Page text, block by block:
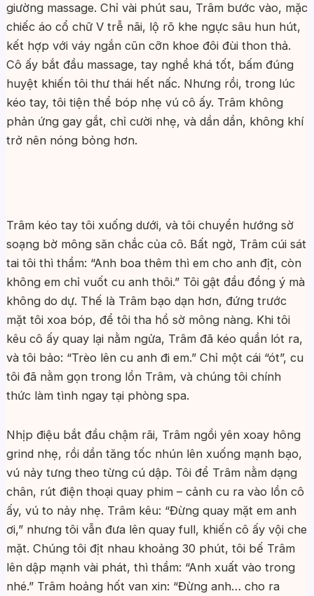
giường massage. Chỉ vài phút sau, Trâm bước vào, mặc
chiếc áo cổ chữ V trễ nãi, lộ rõ khe ngực sâu hun hút,
kết hợp với váy ngắn cũn cỡn khoe đôi đùi thon thả.
Cô ấy bắt đầu massage, tay nghề khá tốt, bấm đúng
huyệt khiến tôi thư thái hết nấc. Nhưng rồi, trong lúc
kéo tay, tôi tiện thể bóp nhẹ vú cô ấy. Trâm không
phản ứng gay gắt, chỉ cười nhẹ, và dần dần, không khí
trở nên nóng bỏng hơn.
Trâm kéo tay tôi xuống dưới, và tôi chuyển hướng sờ
soạng bờ mông săn chắc của cô. Bất ngờ, Trâm cúi sát
tai tôi thì thầm: “Anh boa thêm thì em cho anh địt, còn
không em chỉ vuốt cu anh thôi.” Tôi gật đầu đồng ý mà
không do dự. Thế là Trâm bạo dạn hơn, đứng trước
mặt tôi xoa bóp, để tôi tha hồ sờ mông nàng. Khi tôi
kêu cô ấy quay lại nằm ngửa, Trâm đã kéo quần lót ra,
và tôi bảo: “Trèo lên cu anh đi em.” Chỉ một cái “ót”, cu
tôi đã nằm gọn trong lồn Trâm, và chúng tôi chính
thức làm tình ngay tại phòng spa.
Nhịp điệu bắt đầu chậm rãi, Trâm ngồi yên xoay hông
grind nhẹ, rồi dần tăng tốc nhún lên xuống mạnh bạo,
vú nảy tưng theo từng cú dập. Tôi để Trâm nằm dạng
chân, rút điện thoại quay phim – cảnh cu ra vào lồn cô
ấy, vú to nảy nhẹ. Trâm kêu: “Đừng quay mặt em anh
ơi,” nhưng tôi vẫn đưa lên quay full, khiến cô ấy vội che
mặt. Chúng tôi địt nhau khoảng 30 phút, tôi bế Trâm
lên dập mạnh vài phát, thì thầm: “Anh xuất vào trong
nhé.” Trâm hoảng hốt van xin: “Đừng anh… cho ra